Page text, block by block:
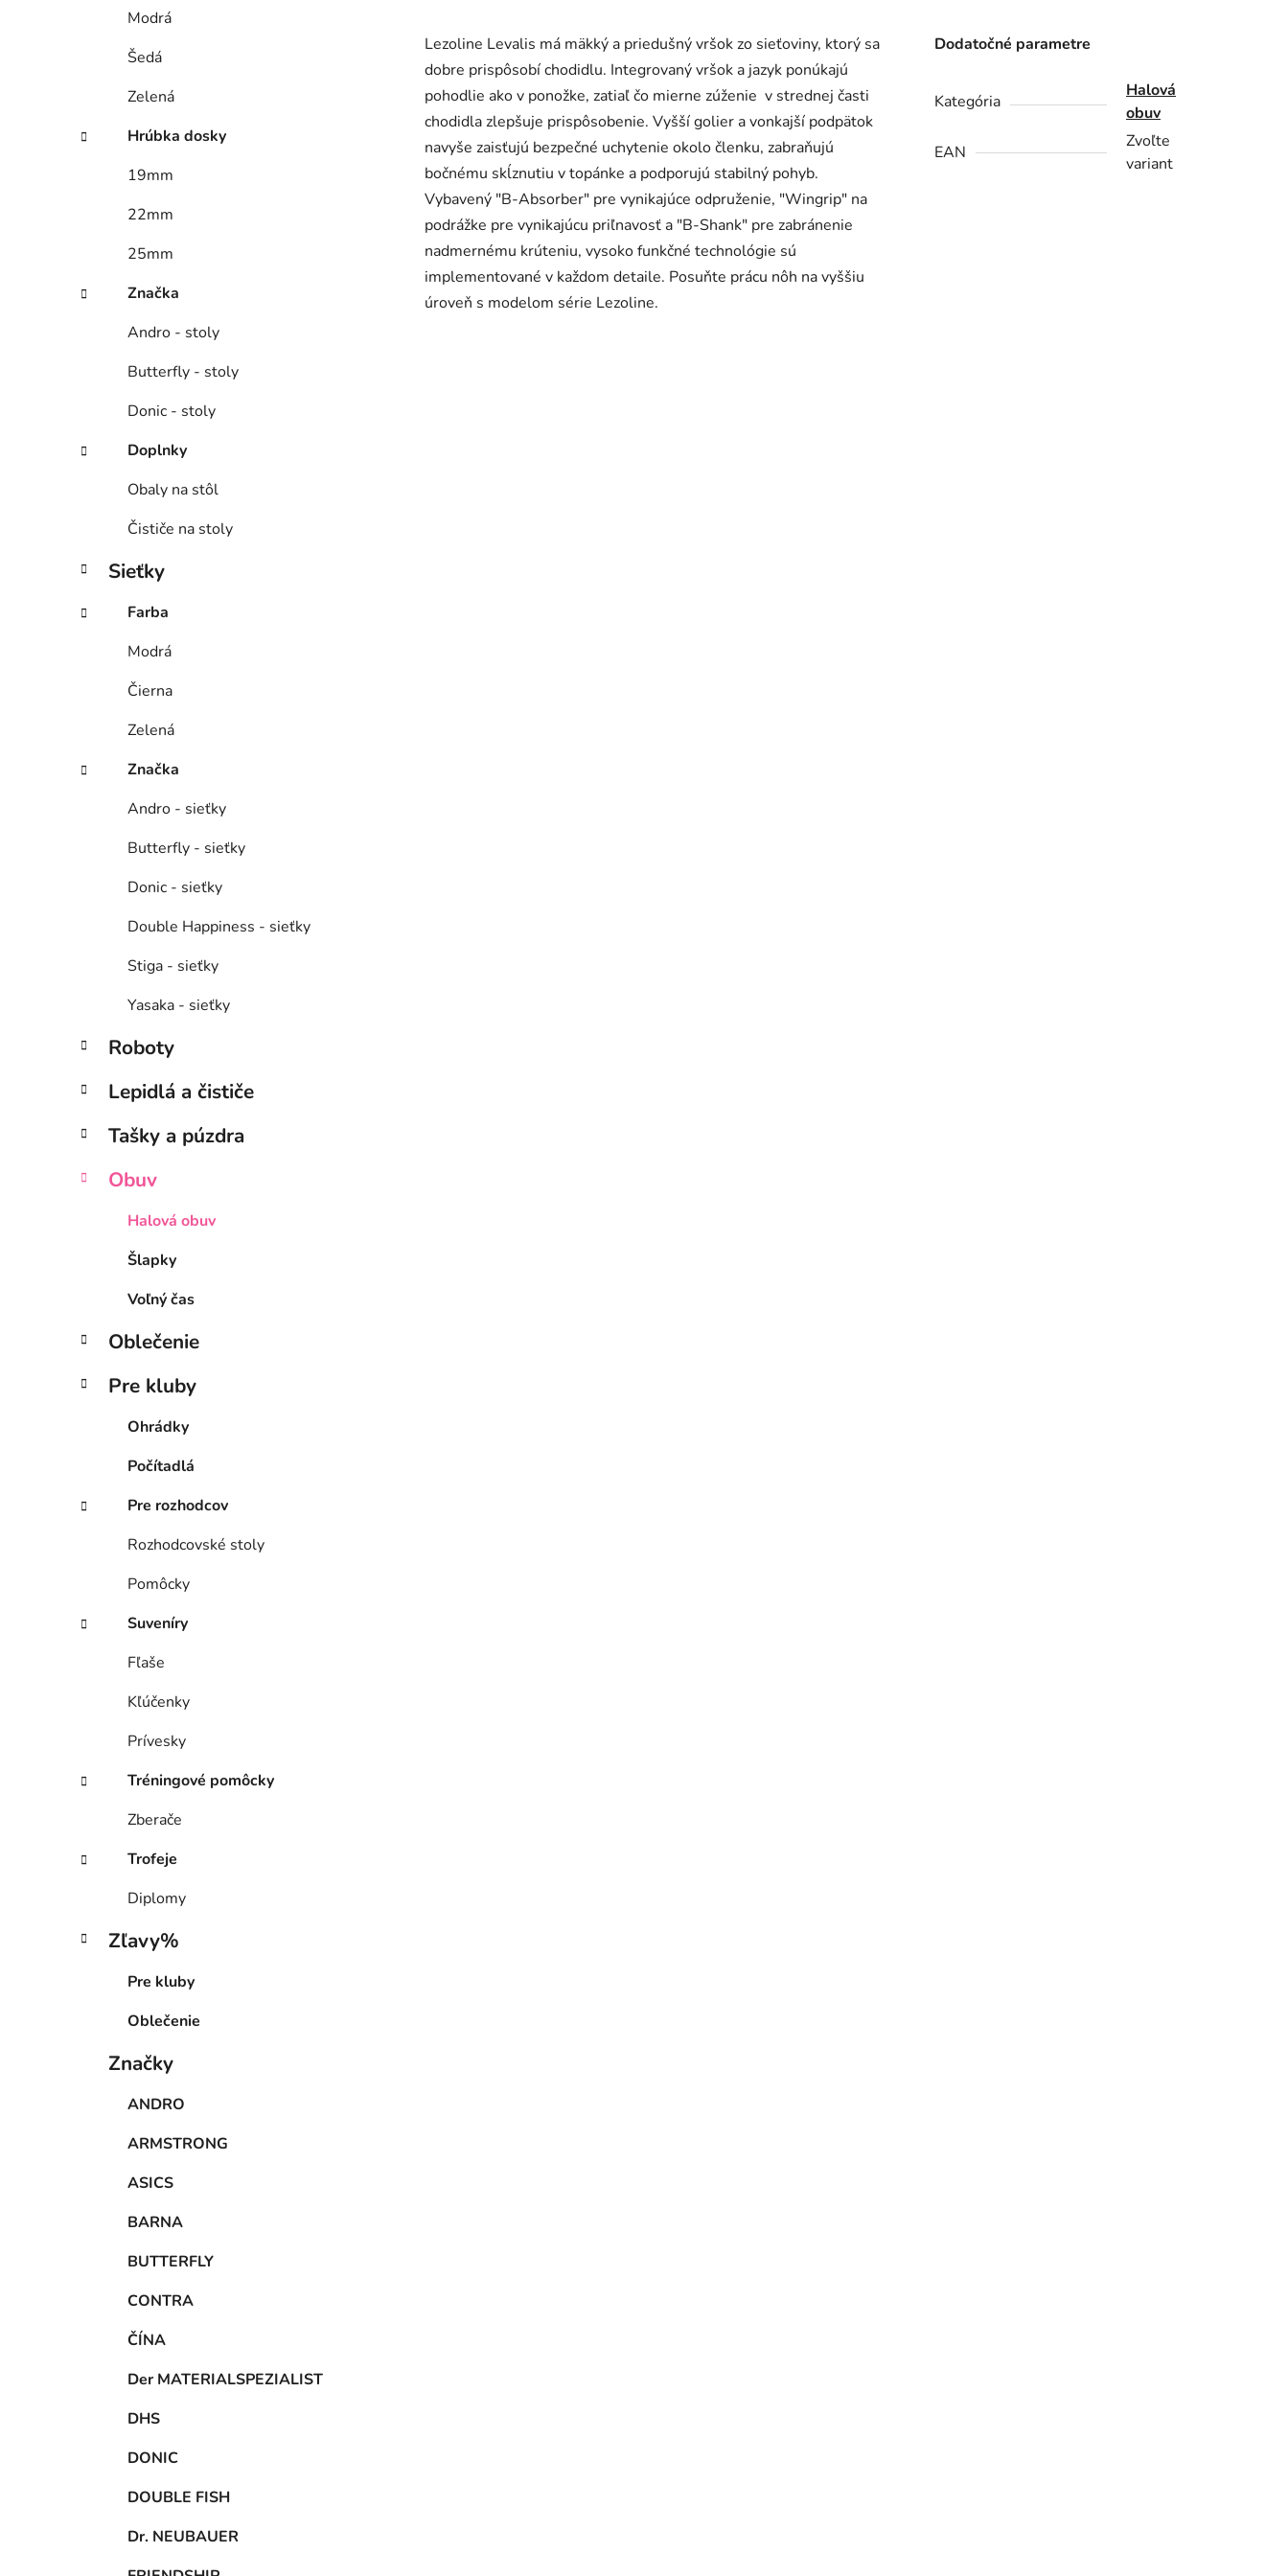
Modrá
Šedá
Zelená
Hrúbka dosky
19mm
22mm
25mm
Značka
Andro - stoly
Butterfly - stoly
Donic - stoly
Doplnky
Obaly na stôl
Čističe na stoly
Sieťky
Farba
Modrá
Čierna
Zelená
Značka
Andro - sieťky
Butterfly - sieťky
Donic - sieťky
Double Happiness - sieťky
Stiga - sieťky
Yasaka - sieťky
Roboty
Lepidlá a čističe
Tašky a púzdra
Obuv
Halová obuv
Šlapky
Voľný čas
Oblečenie
Pre kluby
Ohrádky
Počítadlá
Pre rozhodcov
Rozhodcovské stoly
Pomôcky
Suveníry
Fľaše
Kľúčenky
Prívesky
Tréningové pomôcky
Zberače
Trofeje
Diplomy
Zľavy%
Pre kluby
Oblečenie
Značky
ANDRO
ARMSTRONG
ASICS
BARNA
BUTTERFLY
CONTRA
ČÍNA
Der MATERIALSPEZIALIST
DHS
DONIC
DOUBLE FISH
Dr. NEUBAUER
Lezoline Levalis má mäkký a priedušný vršok zo sieťoviny, ktorý sa
dobre prispôsobí chodidlu. Integrovaný vršok a jazyk ponúkajú
pohodlie ako v ponožke, zatiaľ čo mierne zúženie v strednej časti
chodidla zlepšuje prispôsobenie. Vyšší golier a vonkajší podpätok
navyše zaisťujú bezpečné uchytenie okolo členku, zabraňujú
bočnému skĺznutiu v topánke a podporujú stabilný pohyb.
Vybavený "B-Absorber" pre vynikajúce odpruženie, "Wingrip" na
podrážke pre vynikajúcu priľnavosť a "B-Shank" pre zabránenie
nadmernému krúteniu, vysoko funkčné technológie sú
implementované v každom detaile. Posuňte prácu nôh na vyššiu
úroveň s modelom série Lezoline.
Dodatočné parametre
Kategória
Halová
obuv
EAN
Zvoľte
variant